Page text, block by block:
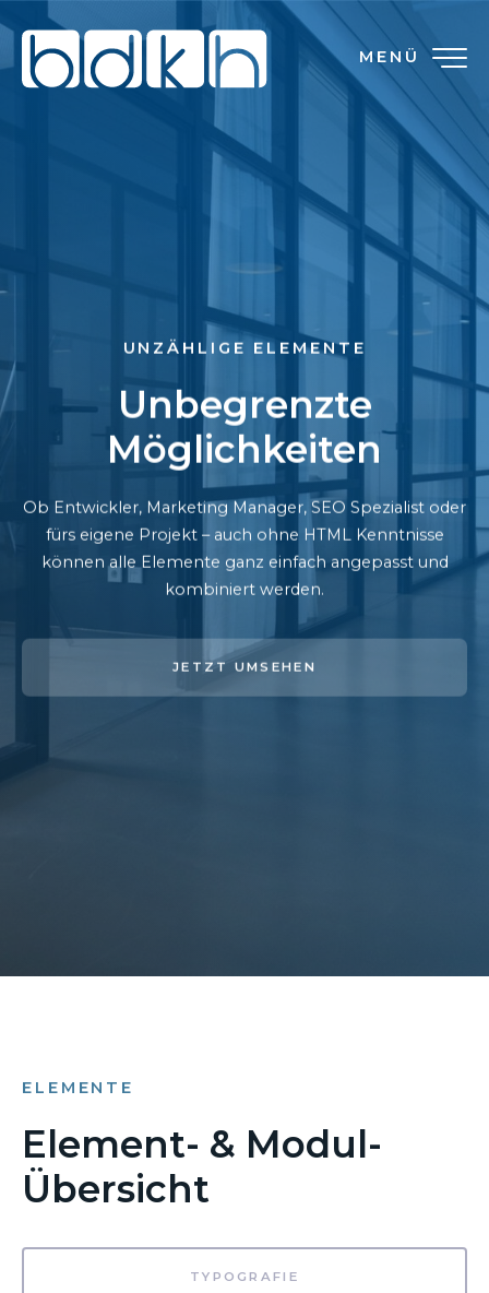
MENÜ
UNZÄHLIGE ELEMENTE
Unbegrenzte
Möglichkeiten
Ob Entwickler, Marketing Manager, SEO Spezialist oder
fürs eigene Projekt – auch ohne HTML Kenntnisse
können alle Elemente ganz einfach angepasst und
kombiniert werden.
JETZT UMSEHEN
ELEMENTE
Element- & Modul-
Übersicht
TYPOGRAFIE